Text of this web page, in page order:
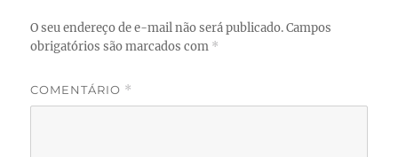
O seu endereço de e-mail não será publicado. Campos
obrigatórios são marcados com *
COMENTÁRIO *